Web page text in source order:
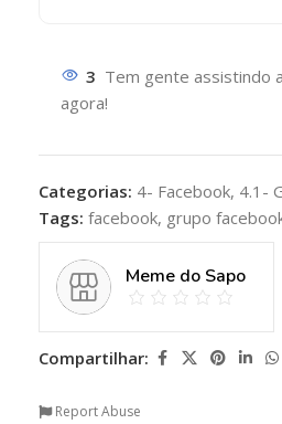
3 Tem gente assistindo
agora!
Categorias: 4- Facebook, 4.1-
Tags: facebook, grupo
Meme do Sapo
Compartilhar:
Report Abuse